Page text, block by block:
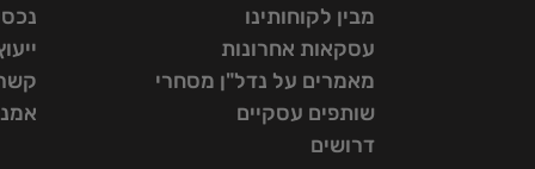
מבין לקוחותינו
עסקאות אחרונות
מאמרים על נדל"ן מסחרי
שותפים עסקיים
דרושים